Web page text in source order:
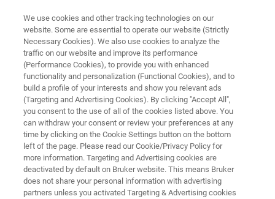
NMR 波谱仪
室温液体探头
布鲁克可提供多款高性能探头，几乎适用于从
小分子的常规 1H NMR 测量到高级研究应用
（包括反向实验）等所有应用。
联系我们
We use cookies and other tracking technologies on our
website. Some are essential to operate our website (Strictly
Necessary Cookies). We also use cookies to analyze the
traffic on our website and improve its performance
(Performance Cookies), to provide you with enhanced
functionality and personalization (Functional Cookies), and to
build a profile of your interests and show you relevant ads
(Targeting and Advertising Cookies). By clicking "Accept All",
you consent to the use of all of the cookies listed above. You
can withdraw your consent or review your preferences at any
time by clicking on the Cookie Settings button on the bottom
left of the page. Please read our Cookie/Privacy Policy for
more information. Targeting and Advertising cookies are
deactivated by default on Bruker website. This means Bruker
does not share your personal information with advertising
partners unless you activated Targeting & Advertising cookies